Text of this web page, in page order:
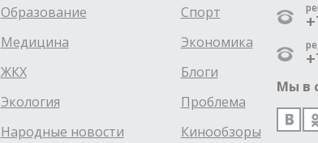
Образование
Медицина
ЖКХ
Экология
Народные новости
Спорт
Экономика
Блоги
Проблема
Кинообзоры
Мы в